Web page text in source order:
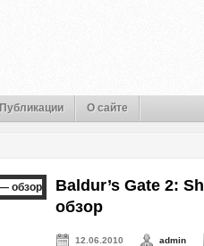
Публикации О сайте
Baldur’s Gate 2:
обзор
12.06.2010 admin